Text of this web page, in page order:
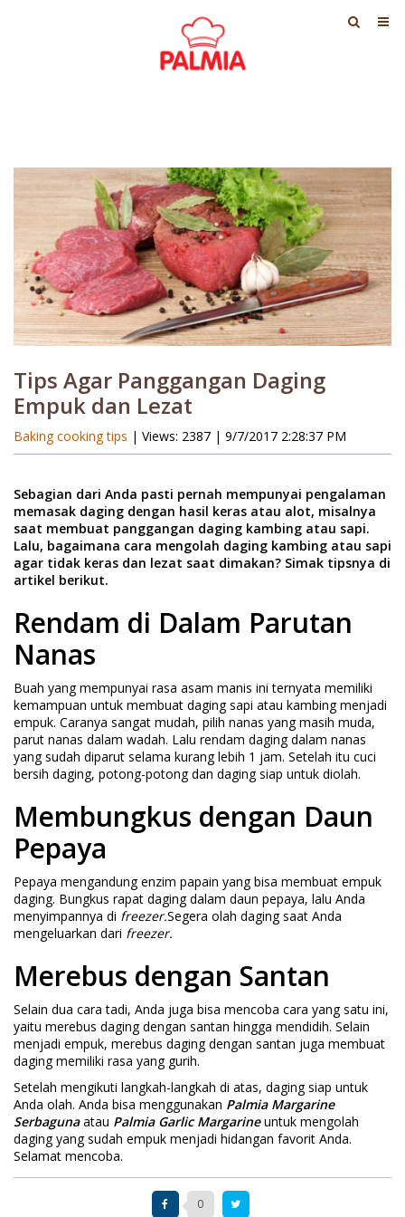
Tips Agar Panggangan Daging
Empuk dan Lezat
Baking cooking tips | Views: 2387 | 9/7/2017 2:28:37 PM
Sebagian dari Anda pasti pernah mempunyai pengalaman
memasak daging dengan hasil keras atau alot, misalnya
saat membuat panggangan daging kambing atau sapi.
Lalu, bagaimana cara mengolah daging kambing atau sapi
agar tidak keras dan lezat saat dimakan? Simak tipsnya di
artikel berikut.
Rendam di Dalam Parutan
Nanas
Buah yang mempunyai rasa asam manis ini ternyata memiliki
kemampuan untuk membuat daging sapi atau kambing menjadi
empuk. Caranya sangat mudah, pilih nanas yang masih muda,
parut nanas dalam wadah. Lalu rendam daging dalam nanas
yang sudah diparut selama kurang lebih 1 jam. Setelah itu cuci
bersih daging, potong-potong dan daging siap untuk diolah.
Membungkus dengan Daun
Pepaya
Pepaya mengandung enzim papain yang bisa membuat empuk
daging. Bungkus rapat daging dalam daun pepaya, lalu Anda
menyimpannya di freezer.Segera olah daging saat Anda
mengeluarkan dari freezer.
Merebus dengan Santan
Selain dua cara tadi, Anda juga bisa mencoba cara yang satu ini,
yaitu merebus daging dengan santan hingga mendidih. Selain
menjadi empuk, merebus daging dengan santan juga membuat
daging memiliki rasa yang gurih.
Setelah mengikuti langkah-langkah di atas, daging siap untuk
Anda olah. Anda bisa menggunakan Palmia Margarine
Serbagunaatau Palmia Garlic Margarineuntuk mengolah
daging yang sudah empuk menjadi hidangan favorit Anda.
Selamat mencoba.
0